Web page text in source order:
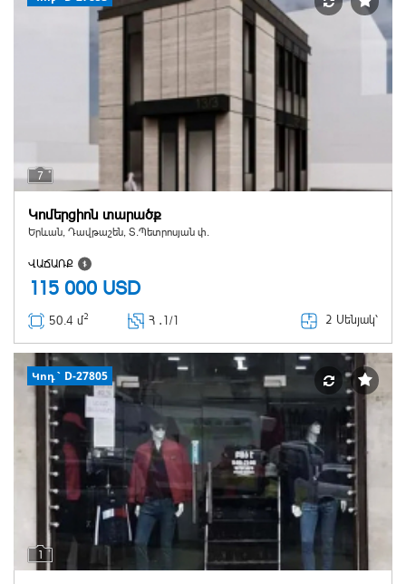
7
Կոմերցիոն տարածք
Երևան, Դավթաշեն, Տ.Պետրոսյան փ.
ՎԱՃԱՌՔ
115 000 USD
50.4 մ2 Հ ․ 1/1 2 Սենյակ՝
1
Կոդ` D-27805